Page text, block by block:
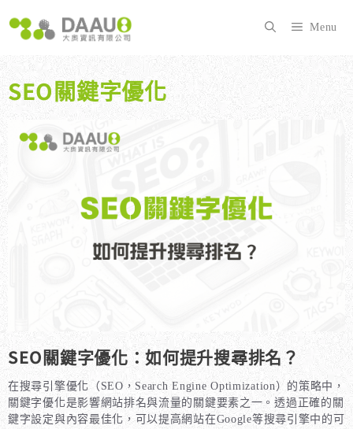
至
內
容
Menu
SEO關鍵字優化
SEO關鍵字優化：如何提升搜尋排名？
在搜尋引擎優化（SEO，Search Engine Optimization）的策略中，
關鍵字優化是影響網站排名與流量的關鍵要素之一。透過正確的關
鍵字設定與內容最佳化，可以提高網站在Google等搜尋引擎中的可